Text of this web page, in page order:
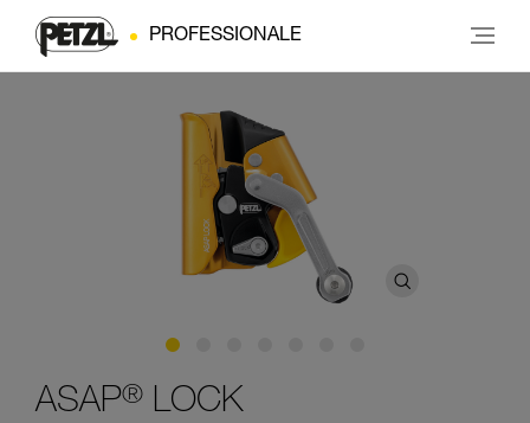
PROFESSIONALE
ASAP® LOCK